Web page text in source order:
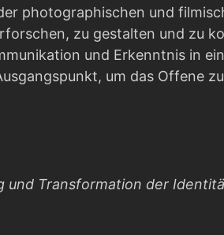
photographischen und
zu gestalten und zu
und Erkenntnis in
um das Offene
und Transformation der